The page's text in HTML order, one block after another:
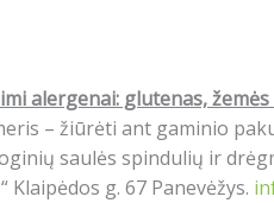
alergenai: glutenas,
– žiūrėti ant gaminio
saulės spindulių ir
g. 67 Panevėžys.